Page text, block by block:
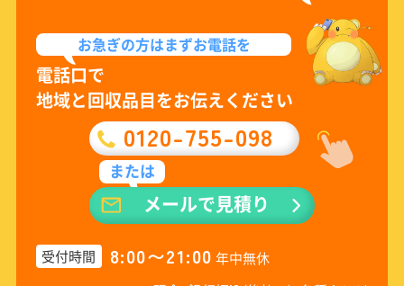
お急ぎの方はまずお電話を
電話口で
地域と回収品目をお伝えください
0120-755-098
または
メールで見積り
受付時間 8:00〜21:00 年中無休